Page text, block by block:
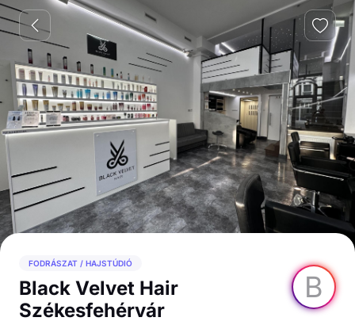
B
FODRÁSZAT / HAJSTÚDIÓ
Black Velvet Hair
Székesfehérvár